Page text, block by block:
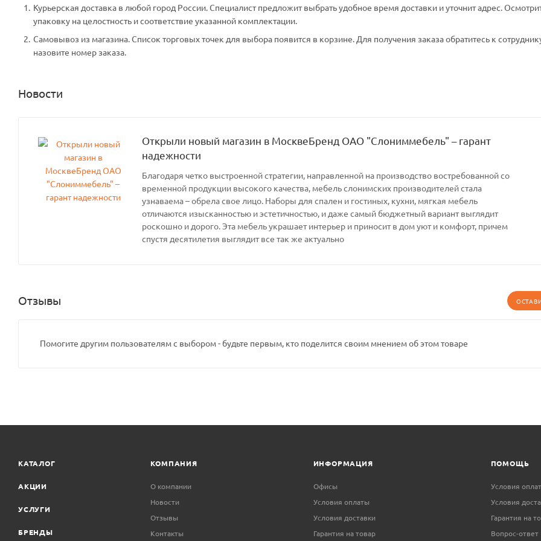
Курьерская доставка в любой город России. Специалист предложит выбрать удобное время доставки и уточнит адрес.
упаковку на целостность и соответствие указанной комплектации.
Самовывоз из магазина. Список торговых точек для выбора появится в корзине. Для получения заказа обратитесь к
назовите номер заказа.
Новости
Открыли новый магазин в МосквеБренд ОАО "Слониммебель" – гарант
надежности
Благодаря четко выстроенной стратегии, направленной на производство востребованной со
временной продукции высокого качества, мебель слонимских производителей стала
узнаваема – обрела свое лицо. Наборы для спален и гостиных, кухни, мягкая мебель
отличаются изысканностью и эстетичностью, и даже самый бюджетный вариант выглядит
роскошно и дорого. Эта мебель украшает интерьер и приносит в дом уют и комфорт, причем
спустя десятилетия выглядит все так же актуально
Отзывы
Помогите другим пользователям с выбором - будьте первым, кто поделится своим мнением об этом товаре
КАТАЛОГ
АКЦИИ
УСЛУГИ
БРЕНДЫ
КОМПАНИЯ
О компании
Новости
Отзывы
Контакты
ИНФОРМАЦИЯ
Офисы
Условия оплаты
Условия доставки
Гарантия на товар
ПОМОЩЬ
Условия
Условия
Гарантия на
Вопрос-ответ